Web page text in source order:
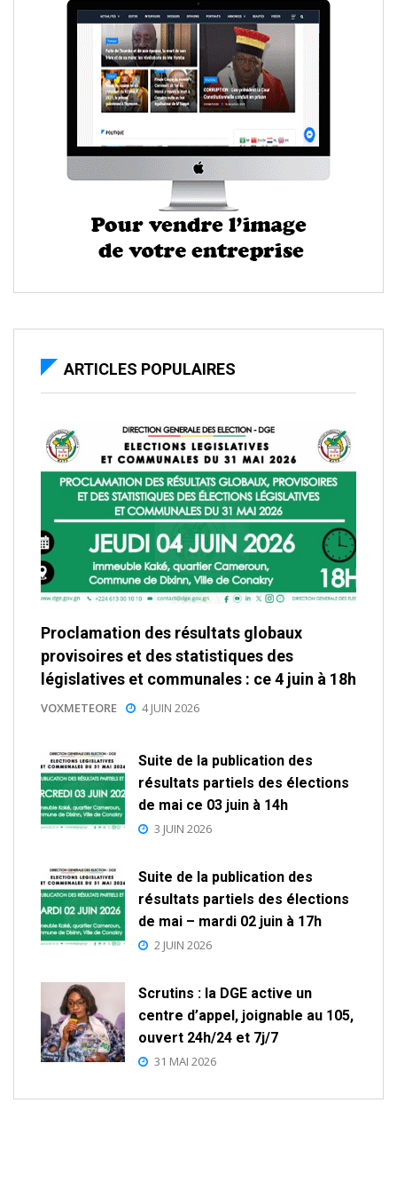
ARTICLES POPULAIRES
Proclamation des résultats globaux
provisoires et des statistiques des
législatives et communales : ce 4 juin à 18h
VOXMETEORE 4 JUIN 2026
Suite de la publication des
résultats partiels des élections
de mai ce 03 juin à 14h
3 JUIN 2026
Suite de la publication des
résultats partiels des élections
de mai – mardi 02 juin à 17h
2 JUIN 2026
Scrutins : la DGE active un
centre d’appel, joignable au 105,
ouvert 24h/24 et 7j/7
31 MAI 2026